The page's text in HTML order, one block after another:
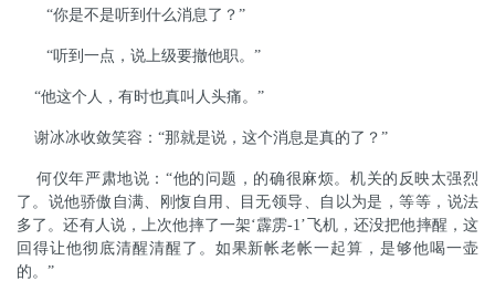
“你是不是听到什么消息了？”
“听到一点，说上级要撤他职。”
“他这个人，有时也真叫人头痛。”
谢冰冰收敛笑容：“那就是说，这个消息是真的了？”
何仪年严肃地说：“他的问题，的确很麻烦。机关的反映太强烈
了。说他骄傲自满、刚愎自用、目无领导、自以为是，等等，说法
多了。还有人说，上次他摔了一架‘霹雳-1’飞机，还没把他摔醒，这
回得让他彻底清醒清醒了。如果新帐老帐一起算，是够他喝一壶
的。”